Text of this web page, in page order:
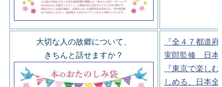
大切な人の故郷について、
きちんと話せますか？
『全４７都道
実郎監修 日本
『東京で楽し
しめる、日本